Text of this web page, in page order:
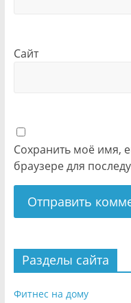
Сайт
Сохранить моё имя,
браузере для
Разделы сайта
Фитнес на дому